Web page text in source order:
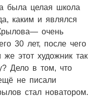
была целая школа
каким и являлся
очень
30 лет, после чего
этот художник так
Дело в том, что
не писали
стал новатором.